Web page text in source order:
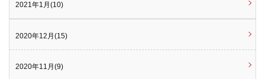
2021年1月(10)
2020年12月(15)
2020年11月(9)